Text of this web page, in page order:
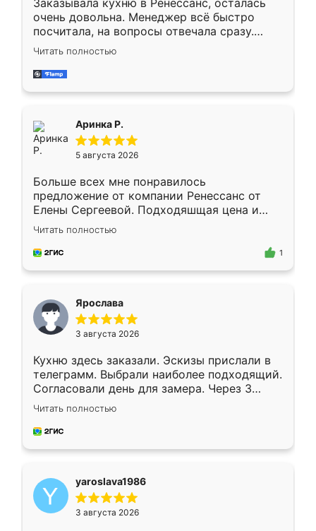
Заказывала кухню в Ренессанс, осталась
очень довольна. Менеджер всё быстро
посчитала, на вопросы отвечала сразу.
Замерщик приехал в субботу, подошёл к
делу со всей ответственностью. Собрали
за день, ребята работали аккуратно, даже
Читать полностью
Аринка Р.
5 августа 2026
Больше всех мне понравилось
предложение от компании Ренессанс от
Елены Сергеевой. Подходяшщая цена и
короткие сроки изготовления. Приехавший
для замера сотрудник Владислав
предложил по моему эскизу самый
Читать полностью
1
Ярослава
3 августа 2026
Кухню здесь заказали. Эскизы прислали в
телеграмм. Выбрали наиболее подходящий.
Согласовали день для замера. Через 3
недели кухня была уже готова. Остались
довольны работой. Спасибо Ренессанс
мебель за качественную работу!
Читать полностью
yaroslava1986
3 августа 2026